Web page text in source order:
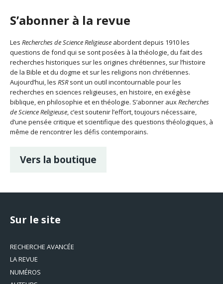
S’abonner à la revue
Les Recherches de Science Religieuse abordent depuis 1910 les
questions de fond qui se sont posées à la théologie, du fait des
recherches historiques sur les origines chrétiennes, sur l’histoire
de la Bible et du dogme et sur les religions non chrétiennes.
Aujourd’hui, les RSRsont un outil incontournable pour les
recherches en sciences religieuses, en histoire, en exégèse
biblique, en philosophie et en théologie. S’abonner auxRecherches
de Science Religieuse, c’est soutenir l’effort, toujours nécessaire,
d’une pensée critique et scientifique des questions théologiques, à
même de rencontrer les défis contemporains.
Vers la boutique
Sur le site
RECHERCHE AVANCÉE
LA REVUE
NUMÉROS